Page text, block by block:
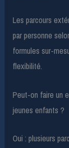
Les parcours
par personne
formules sur-
flexibilité.
Peut-on faire un
jeunes enfants ?
Oui : plusieurs